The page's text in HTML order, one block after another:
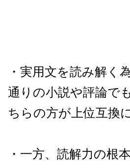
・実用文を読み解く
通りの小説や評論で
ちらの方が上位互換
・一方、読解力の根